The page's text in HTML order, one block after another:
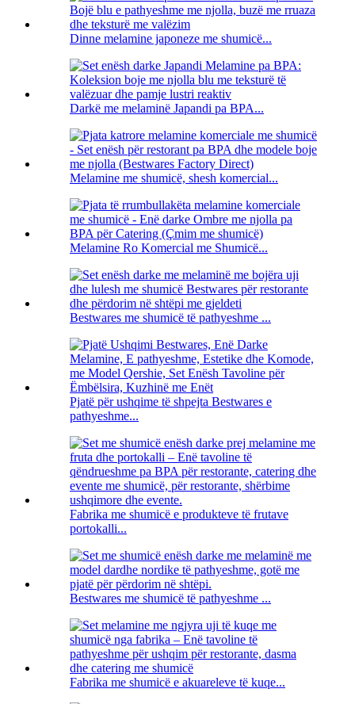
Dinne melamine japoneze me shumicë...
Darkë me melaminë Japandi pa BPA...
Melamine me shumicë, shesh komercial...
Melamine Ro Komercial me Shumicë...
Bestwares me shumicë të pathyeshme ...
Pjatë për ushqime të shpejta Bestwares e
pathyeshme...
Fabrika me shumicë e produkteve të frutave
portokalli...
Bestwares me shumicë të pathyeshme ...
Fabrika me shumicë e akuareleve të kuqe...